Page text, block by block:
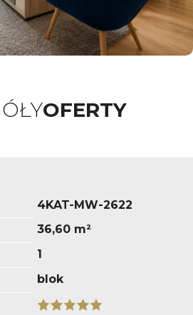
OFERTY
4KAT-MW-2622
36,60 m²
1
blok